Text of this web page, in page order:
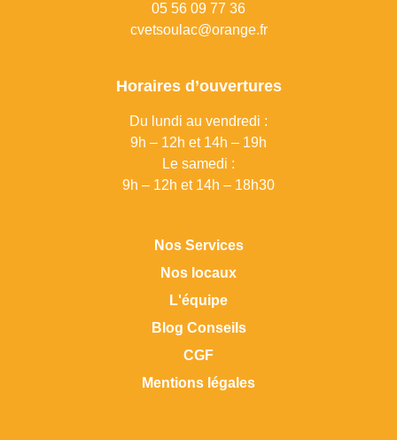
05 56 09 77 36
cvetsoulac@orange.fr
Horaires d’ouvertures
Du lundi au vendredi :
9h – 12h et 14h – 19h
Le samedi :
9h – 12h et 14h – 18h30
Nos Services
Nos locaux
L'équipe
Blog Conseils
CGF
Mentions légales